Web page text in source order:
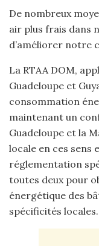
De nombreux
air plus frais dans
d’améliorer notre
La RTAA DOM,
Guadeloupe et
consommation
maintenant un
Guadeloupe et la
locale en ces sens
réglementation
toutes deux pour
énergétique des
spécificités locales.